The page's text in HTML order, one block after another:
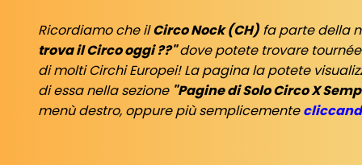
Ricordiamo che ilCirco Nock (CH) fa parte della
trova il Circo oggi ??"dove potete trovare
di molti Circhi Europei! La pagina la potete
di essa nella sezione "Pagine di Solo Circo X
menù destro, oppure più semplicemente